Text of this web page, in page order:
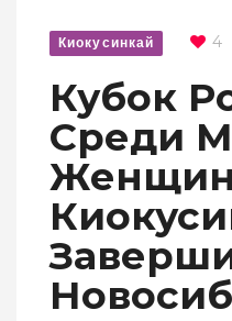
Киокусинкай 4
Кубок
Среди